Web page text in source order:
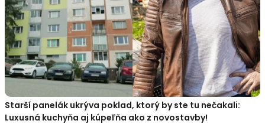
Starší panelák ukrýva poklad, ktorý by ste tu nečakali:
Luxusná kuchyňa aj kúpeľňa ako z novostavby!